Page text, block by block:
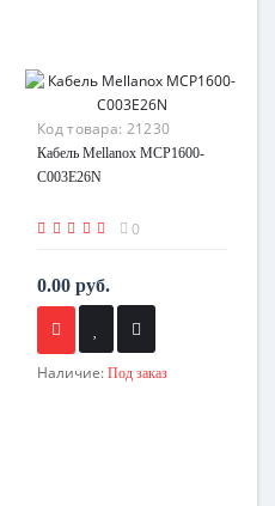
Код товара: 21230
Кабель Mellanox MCP1600-
C003E26N
0
0.00 руб.
Наличие: Под заказ